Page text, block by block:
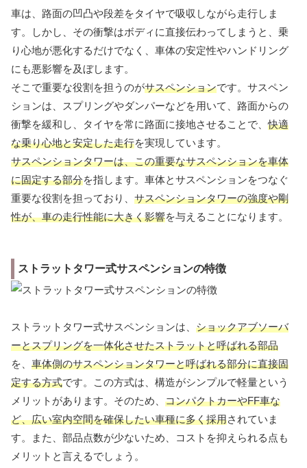
車は、路面の凹凸や段差をタイヤで吸収しながら走行しま
す。しかし、その衝撃はボディに直接伝わってしまうと、乗
り心地が悪化するだけでなく、車体の安定性やハンドリング
にも悪影響を及ぼします。
そこで重要な役割を担うのがサスペンションです。サスペン
ションは、スプリングやダンパーなどを用いて、路面からの
衝撃を緩和し、タイヤを常に路面に接地させることで、快適
な乗り心地と安定した走行を実現しています。
サスペンションタワーは、この重要なサスペンションを車体
に固定する部分を指します。車体とサスペンションをつなぐ
重要な役割を担っており、 サスペンションタワーの強度や剛
性が、車の走行性能に大きく影響を与えることになります。
ストラットタワー式サスペンションの特徴
ストラットタワー式サスペンションは、 ショックアブソーバ
ーとスプリングを一体化させたストラットと呼ばれる部品
を、 車体側のサスペンションタワーと呼ばれる部分に直接固
定する方式です。この方式は、構造がシンプルで軽量という
メリットがあります。そのため、 コンパクトカーやFF車な
ど、広い室内空間を確保したい車種に多く採用されていま
す。また、部品点数が少ないため、コストを抑えられる点も
メリットと言えるでしょう。